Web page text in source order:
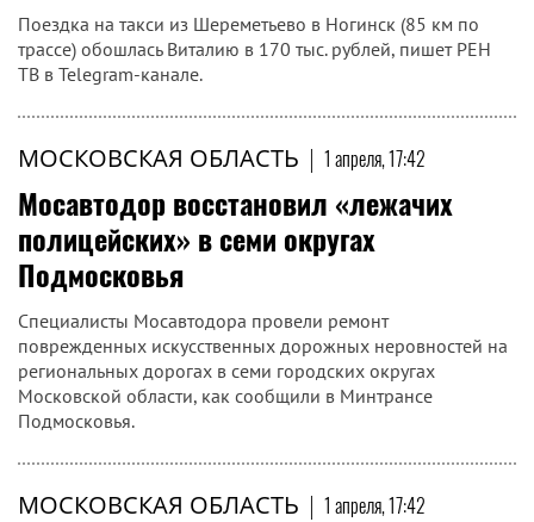
Поездка на такси из Шереметьево в Ногинск (85 км по
трассе) обошлась Виталию в 170 тыс. рублей, пишет РЕН
ТВ в Telegram-канале.
МОСКОВСКАЯ ОБЛАСТЬ | 1 апреля, 17:42
Мосавтодор восстановил «лежачих
полицейских» в семи округах
Подмосковья
Специалисты Мосавтодора провели ремонт
поврежденных искусственных дорожных неровностей на
региональных дорогах в семи городских округах
Московской области, как сообщили в Минтрансе
Подмосковья.
МОСКОВСКАЯ ОБЛАСТЬ | 1 апреля, 17:42